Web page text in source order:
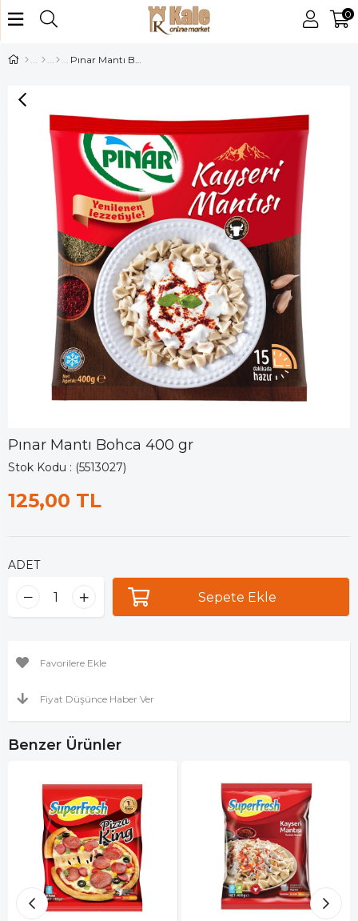
0
Pınar Mantı Bohca 400 gr
Pınar Mantı Bohca 400 gr
Stok Kodu (5513027)
125,00 TL
ADET
Favorilere Ekle
Fiyat Düşünce Haber Ver
Benzer Ürünler